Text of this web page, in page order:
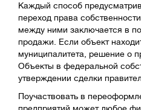
Каждый способ
переход права
между ними заключается в
продажи. Если объект
муниципалитета, решение о
Объекты в федеральной
утверждении сделки
Поучаствовать в